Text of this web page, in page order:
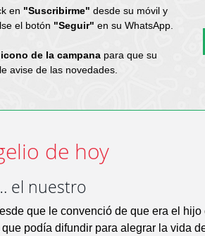
en "Suscribirme" desde su móvil y
el botón "Seguir" en su WhatsApp.
icono de la campanapara que su
avise de las novedades.
de hoy
el nuestro
que le convenció de que era el hijo
podía difundir para alegrar la vida